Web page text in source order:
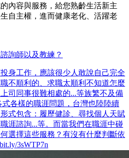
內容與服務，給您熟齡生活新主
自主權，進而健康老化、活躍老
詢師以及教練？
身工作，應該很少人敢說自己完全
不順利的、求職太順利不知道怎麼
司同事很難相處的...等族繁不及備
各樣的職涯問題，台灣也陸陸續
式包含：履歷健診、尋找個人天賦
涯諮詢...等。而當我們在職涯中碰
選擇這些服務？有沒有什麼判斷依
3sWTP7n